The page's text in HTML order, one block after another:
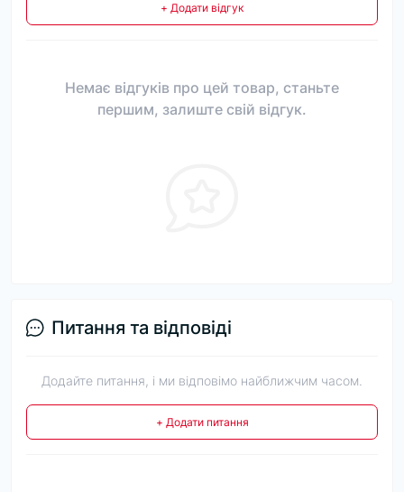
+ Додати відгук
Немає відгуків про цей товар, станьте
першим, залиште свій відгук.
Питання та відповіді
Додайте питання, і ми відповімо найближчим часом.
+ Додати питання